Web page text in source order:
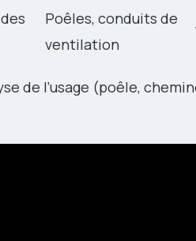
Poêles, conduits de
ventilation
de l’usage (poêle,